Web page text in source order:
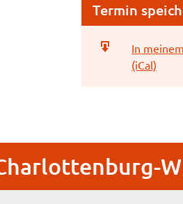
Termin
In
(iCal)